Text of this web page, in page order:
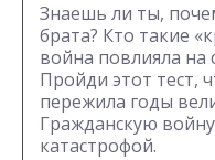
Знаешь ли ты,
брата? Кто такие
война повлияла на
Пройди этот тест,
пережила годы
Гражданскую
катастрофой.